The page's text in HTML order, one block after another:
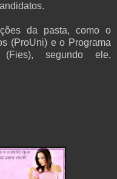
da pasta, como o
(ProUni) e o Programa
(Fies), segundo ele,